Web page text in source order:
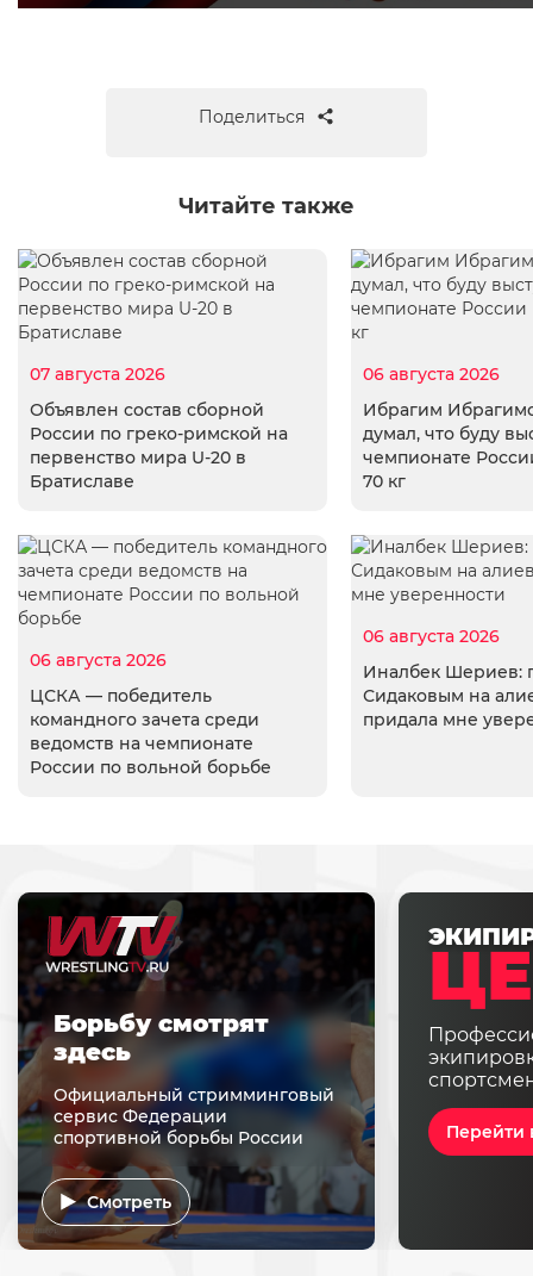
Поделиться
Читайте также
07 августа 2026
Объявлен состав сборной
России по греко-римской на
первенство мира U-20 в
Братиславе
06 августа 2026
Ибрагим
думал, что буду
чемпионате
70 кг
06 августа 2026
ЦСКА — победитель
командного зачета среди
ведомств на чемпионате
России по вольной борьбе
06 августа 2026
Иналбек Шериев:
Сидаковым на
придала мне
Перейти
Борьбу смотрят
здесь
Официальный стримминговый
сервис Федерации
спортивной борьбы России
Смотреть